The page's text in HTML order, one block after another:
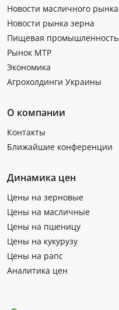
Новости масличного рынка
Новости рынка зерна
Пищевая промышленность
Рынок МТР
Экономика
Агрохолдинги Украины
О компании
Контакты
Ближайшие конференции
Динамика цен
Цены на зерновые
Цены на масличные
Цены на пшеницу
Цены на кукурузу
Цены на рапс
Аналитика цен